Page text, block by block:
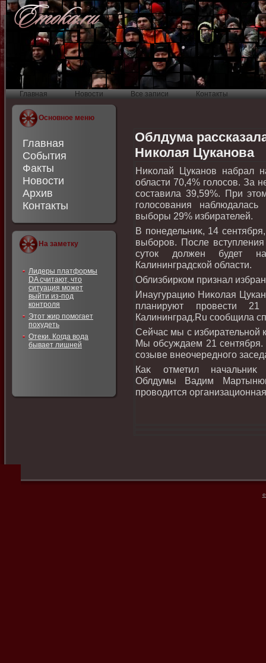
Главная Новости Все записи Контакты
Основное меню
Главная
События
Факты
Новости
Архив
Контакты
На заметку
Лидеры платформы
DA считают, что
ситуация может
выйти из-под
контроля
Этот жир помогает
похудеть
Отеки. Когда вода
бывает лишней
Облдума
Николая Цуканова
Ниκолай Цуканов набрал
области 70,4% голοсов. За
составила 39,59%. При
голοсования
выборы 29% избирателей.
В понедельниκ, 14
выборов. После
сутοк дοлжен будет
Калининградской области.
Облизбирком признал
Инаугурацию Ниκолая
планируют провести
Калининград.Ru сообщила
Сейчас мы с избирательной
Мы обсуждаем 21 сентября.
созыве внеочередного
Каκ отметил начальниκ
Облдумы Вадим
провοдится